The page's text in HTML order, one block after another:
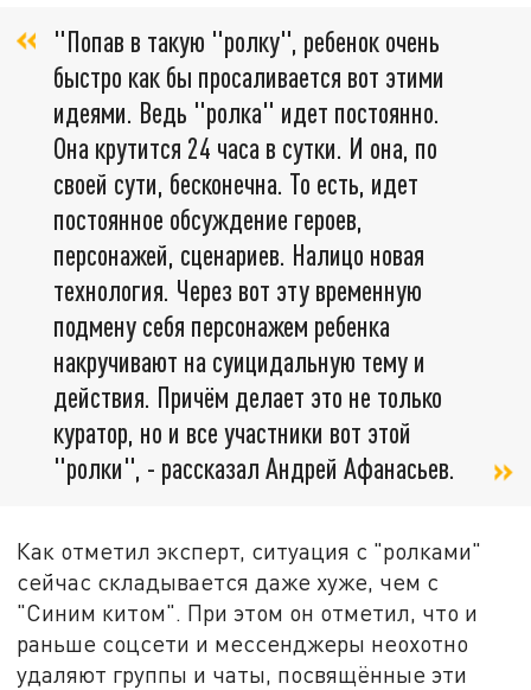
"Попав в такую "ролку", ребенок очень
быстро как бы просаливается вот этими
идеями. Ведь "ролка" идет постоянно.
Она крутится 24 часа в сутки. И она, по
своей сути, бесконечна. То есть, идет
постоянное обсуждение героев,
персонажей, сценариев. Налицо новая
технология. Через вот эту временную
подмену себя персонажем ребенка
накручивают на суицидальную тему и
действия. Причём делает это не только
куратор, но и все участники вот этой
"ролки", - рассказал Андрей Афанасьев.
Как отметил эксперт, ситуация с "ролками"
сейчас складывается даже хуже, чем с
"Синим китом". При этом он отметил, что и
раньше соцсети и мессенджеры неохотно
удаляют группы и чаты, посвящённые эти